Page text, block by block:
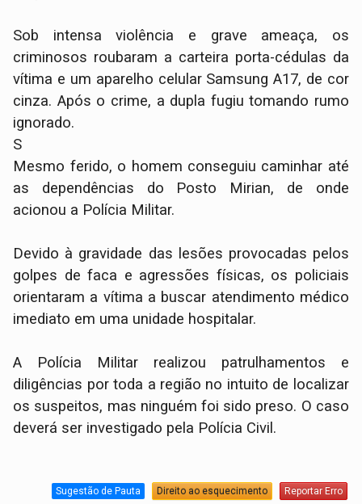
​Sob intensa violência e grave ameaça, os
criminosos roubaram a carteira porta-cédulas da
vítima e um aparelho celular Samsung A17, de cor
cinza. Após o crime, a dupla fugiu tomando rumo
ignorado.
​S
​Mesmo ferido, o homem conseguiu caminhar até
as dependências do Posto Mirian, de onde
acionou a Polícia Militar.
​Devido à gravidade das lesões provocadas pelos
golpes de faca e agressões físicas, os policiais
orientaram a vítima a buscar atendimento médico
imediato em uma unidade hospitalar.
​A Polícia Militar realizou patrulhamentos e
diligências por toda a região no intuito de localizar
os suspeitos, mas ninguém foi sido preso. O caso
deverá ser investigado pela Polícia Civil.
Sugestão de Pauta Direito ao esquecimento Reportar Erro